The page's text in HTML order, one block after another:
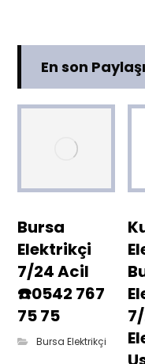
En son
Bursa
Elektrikçi
7/24 Acil
☎️0542 767
75 75
Bursa Elektrikçi